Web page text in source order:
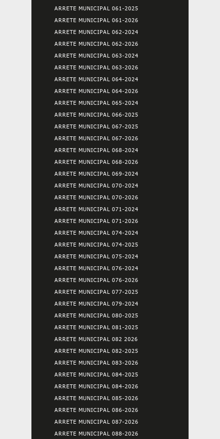
ARRETE MUNICIPAL 061-2025
ARRETE MUNICIPAL 061-2026
ARRETE MUNICIPAL 062-2024
ARRETE MUNICIPAL 062-2026
ARRETE MUNICIPAL 063-2024
ARRETE MUNICIPAL 063-2026
ARRETE MUNICIPAL 064-2024
ARRETE MUNICIPAL 064-2026
ARRETE MUNICIPAL 065-2024
ARRETE MUNICIPAL 066-2025
ARRETE MUNICIPAL 067-2025
ARRETE MUNICIPAL 067-2026
ARRETE MUNICIPAL 068-2024
ARRETE MUNICIPAL 068-2026
ARRETE MUNICIPAL 069-2024
ARRETE MUNICIPAL 070-2024
ARRETE MUNICIPAL 070-2026
ARRETE MUNICIPAL 071-2024
ARRETE MUNICIPAL 071-2026
ARRETE MUNICIPAL 074-2024
ARRETE MUNICIPAL 074-2025
ARRETE MUNICIPAL 075-2024
ARRETE MUNICIPAL 076-2024
ARRETE MUNICIPAL 076-2026
ARRETE MUNICIPAL 077-2025
ARRETE MUNICIPAL 079-2024
ARRETE MUNICIPAL 080-2025
ARRETE MUNICIPAL 081-2025
ARRETE MUNICIPAL 082 2026
ARRETE MUNICIPAL 082-2025
ARRETE MUNICIPAL 083-2026
ARRETE MUNICIPAL 084-2025
ARRETE MUNICIPAL 084-2026
ARRETE MUNICIPAL 085-2026
ARRETE MUNICIPAL 086-2026
ARRETE MUNICIPAL 087-2026
ARRETE MUNICIPAL 088-2026